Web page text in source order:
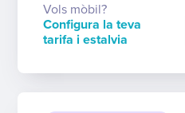
Vols mòbil?
Configura la teva
tarifa i estalvia